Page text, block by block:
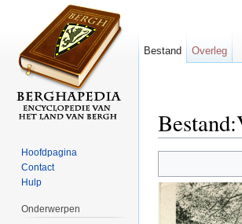
Bestand Overleg
Hoofdpagina
Contact
Hulp
Onderwerpen